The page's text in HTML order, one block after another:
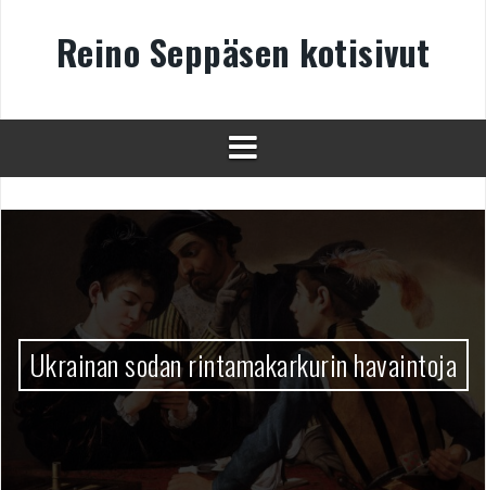
Reino Seppäsen kotisivut
Ukrainan sodan rintamakarkurin havaintoja